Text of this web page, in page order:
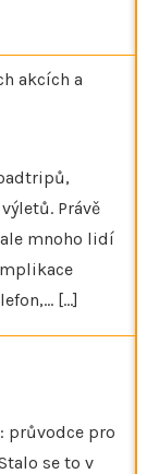
akcích a
Právě
mnoho lidí
[...]
průvodce pro
se to v